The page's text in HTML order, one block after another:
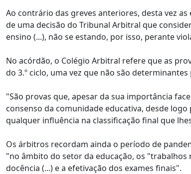
Ao contrário das greves anteriores, desta vez
de uma decisão do Tribunal Arbitral que
ensino (...), não se estando, por isso, perante
No acórdão, o Colégio Arbitral refere que as
do 3.º ciclo, uma vez que não são
"São provas que, apesar da sua importância
consenso da comunidade educativa, desde
qualquer influência na classificação final que
Os árbitros recordam ainda o período de
"no âmbito do setor da educação, os
docência (...) e a efetivação dos exames finais".